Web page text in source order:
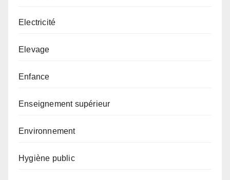
Electricité
Elevage
Enfance
Enseignement supérieur
Environnement
Hygiène public